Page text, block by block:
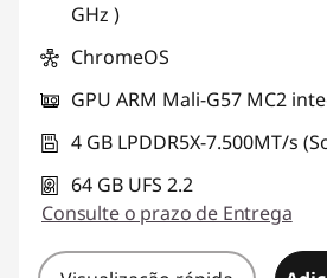
GHz )
ChromeOS
GPU ARM Mali-G57 MC2
4 GB LPDDR5X-7.500MT/s
64 GB UFS 2.2
Consulte o prazo de Entrega